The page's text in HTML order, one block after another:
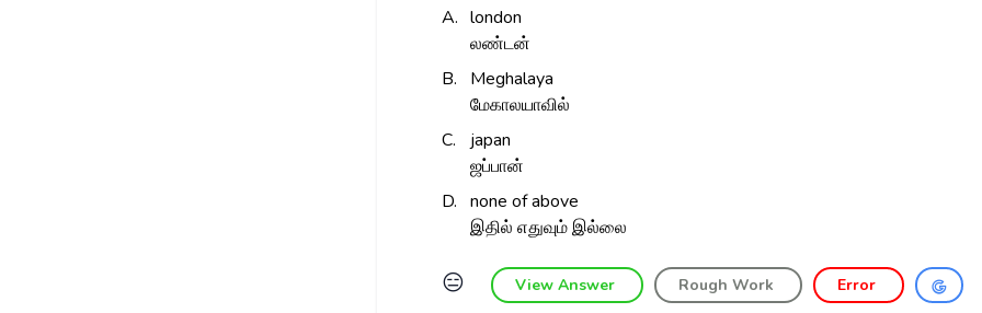
A. london
லண்டன்
B.
Meghalaya
மேகாலயாவில்
C.
japan
ஜப்பான்
D.
none of above
இதில் எதுவும் இல்லை
😑 View Answer Rough Work Error